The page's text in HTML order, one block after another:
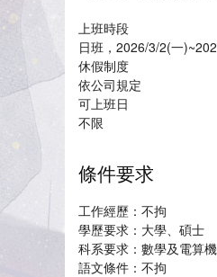
上班時段
日班，2026/3/2(一
休假制度
依公司規定
可上班日
不限
條件要求
工作經歷：不拘
學歷要求：大學、碩士
科系要求：數學及電算
語文條件：不拘